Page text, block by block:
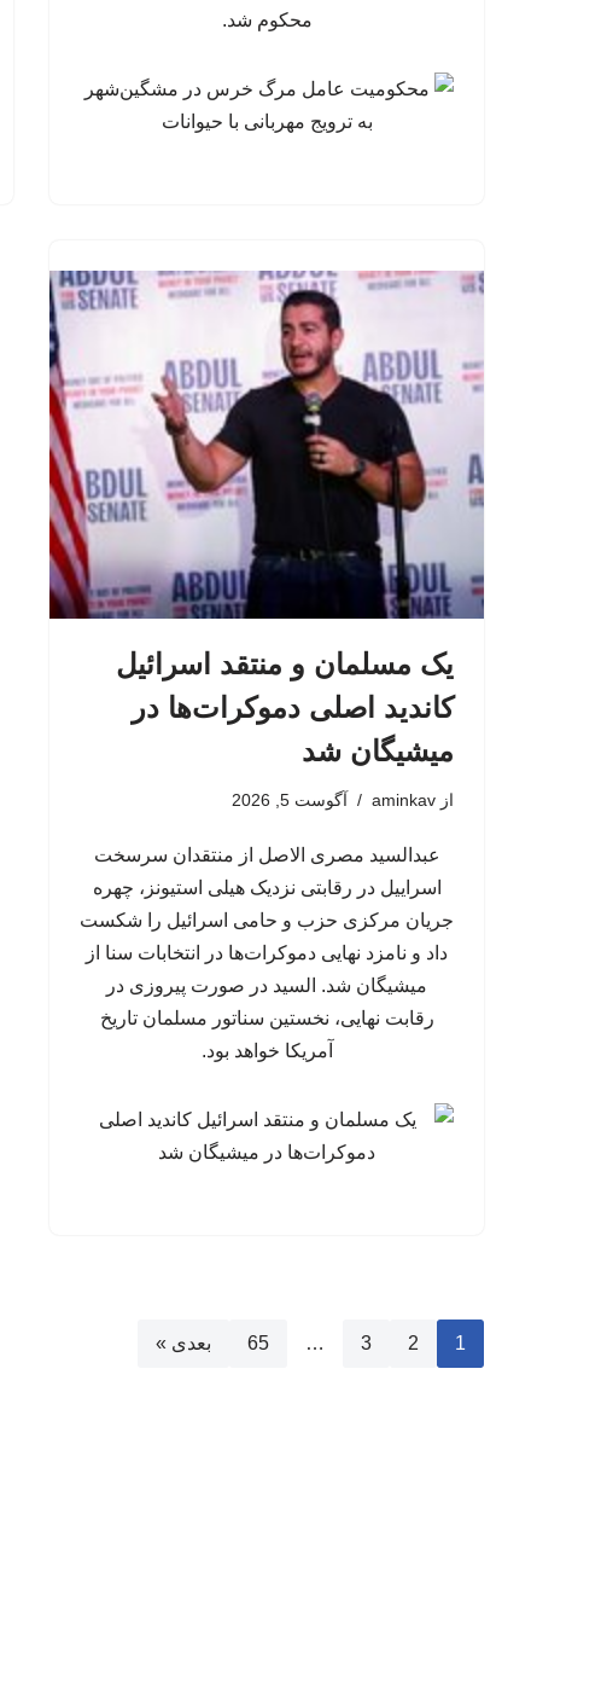
محکوم شد.
یک مسلمان و منتقد اسرائیل
کاندید اصلی دموکرات‌ها در
میشیگان شد
از aminkav آگوست 5, 2026
عبدالسید مصری الاصل از منتقدان سرسخت
اسراییل در رقابتی نزدیک هیلی استیونز، چهره
جریان مرکزی حزب و حامی اسرائیل را شکست
داد و نامزد نهایی دموکرات‌ها در انتخابات سنا از
میشیگان شد. السید در صورت پیروزی در
رقابت نهایی، نخستین سناتور مسلمان تاریخ
آمریکا خواهد بود.
1
2
3
…
65 بعدی »